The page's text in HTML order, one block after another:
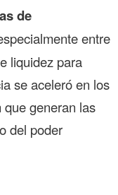
de
entre
liquidez para
se aceleró en los
generan las
del poder